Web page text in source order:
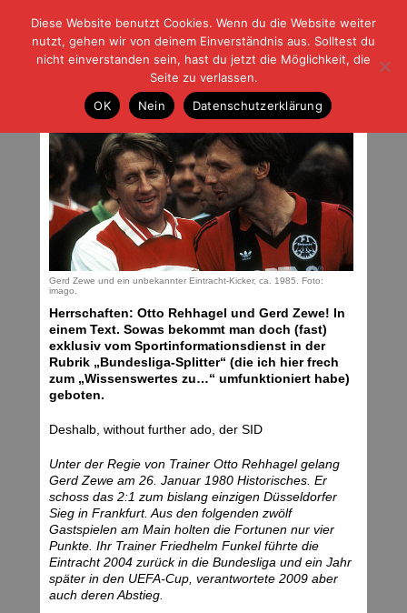
| | |BLOG-GFußball und der Rest
HOME|REGELN|IMPRESSUM |DATENSCHUTZ
Wissenswertes zur Fortuna
Donnerstag, 18.10.18 | 01:35 Uhr
Gerd Zewe und ein unbekannter Eintracht-Kicker, ca. 1985. Foto:
imago.
Herrschaften: Otto Rehhagel und Gerd Zewe! In
einem Text. Sowas bekommt man doch (fast)
exklusiv vom Sportinformationsdienst in der
Rubrik „Bundesliga-Splitter“ (die ich hier frech
zum „Wissenswertes zu…“ umfunktioniert habe)
geboten.
Deshalb, without further ado, der SID
Unter der Regie von Trainer Otto Rehhagel gelang
Gerd Zewe am 26. Januar 1980 Historisches. Er
schoss das 2:1 zum bislang einzigen Düsseldorfer
Sieg in Frankfurt. Aus den folgenden zwölf
Gastspielen am Main holten die Fortunen nur vier
Punkte. Ihr Trainer Friedhelm Funkel führte die
Eintracht 2004 zurück in die Bundesliga und ein Jahr
später in den UEFA-Cup, verantwortete 2009 aber
auch deren Abstieg.
Diese Website benutzt Cookies. Wenn du die Website weiter
nutzt, gehen wir von deinem Einverständnis aus. Solltest du
nicht einverstanden sein, hast du jetzt die Möglichkeit, die
Seite zu verlassen.
OK
Nein Datenschutzerklärung